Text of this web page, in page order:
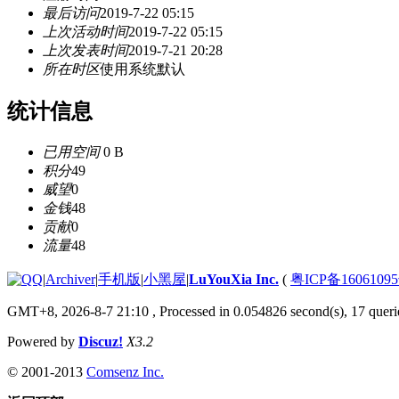
最后访问2019-7-22 05:15
上次活动时间2019-7-22 05:15
上次发表时间2019-7-21 20:28
所在时区使用系统默认
统计信息
已用空间0 B
积分49
威望0
金钱48
贡献0
流量48
|Archiver|手机版|小黑屋|LuYouXia Inc. ( 粤ICP备
GMT+8, 2026-8-7 21:10 , Processed in 0.054826 second(s), 17
Powered by Discuz! X3.2
© 2001-2013 Comsenz Inc.